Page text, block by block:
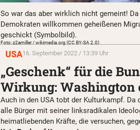
So war das aber wirklich nicht gemeint!
Demokraten willkommen geheißenen
geschickt (Symbolbild).
Foto: z2amiller / wikimedia.org (CC BY-SA 2.0)
USA16. September 2022 / 13:39 Uhr
„Geschenk“ für die
Wirkung: Washington
Auch in den USA tobt der Kulturkampf.
alle Bürger mit seiner linksradikalen
heimatliebenden Kräfte, die versuchen,